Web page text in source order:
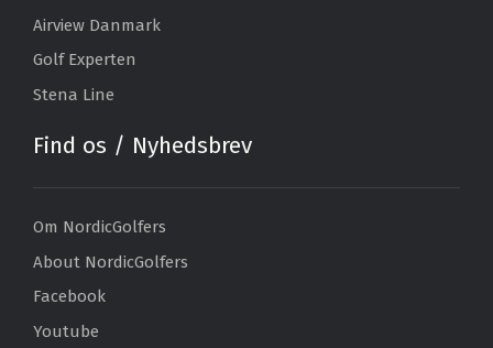
Airview Danmark
Golf Experten
Stena Line
Find os / Nyhedsbrev
Om NordicGolfers
About NordicGolfers
Facebook
Youtube